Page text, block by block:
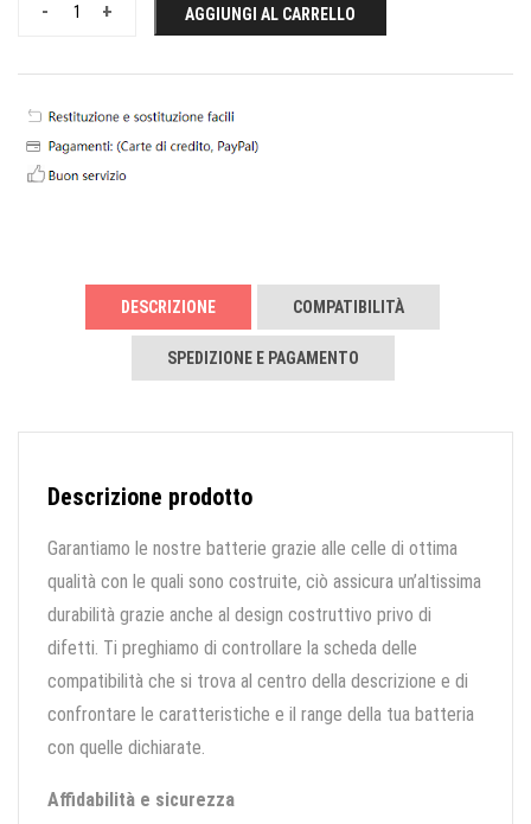
+
- AGGIUNGI AL CARRELLO
DESCRIZIONE COMPATIBILITÀ
SPEDIZIONE E PAGAMENTO
Descrizione prodotto
Garantiamo le nostre batterie grazie alle celle di ottima
qualità con le quali sono costruite, ciò assicura un’altissima
durabilità grazie anche al design costruttivo privo di
difetti. Ti preghiamo di controllare la scheda delle
compatibilità che si trova al centro della descrizione e di
confrontare le caratteristiche e il range della tua batteria
con quelle dichiarate.
Affidabilità e sicurezza